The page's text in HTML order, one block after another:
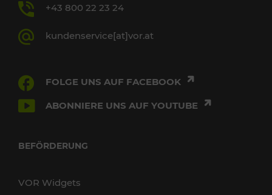
+43 800 22 23 24
kundenservice[at]vor.at
FOLGE UNS AUF FACEBOOK
ABONNIERE UNS AUF YOUTUBE
BEFÖRDERUNG
VOR Widgets